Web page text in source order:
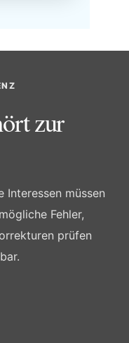
zur
Interessen müssen
Fehler,
prüfen